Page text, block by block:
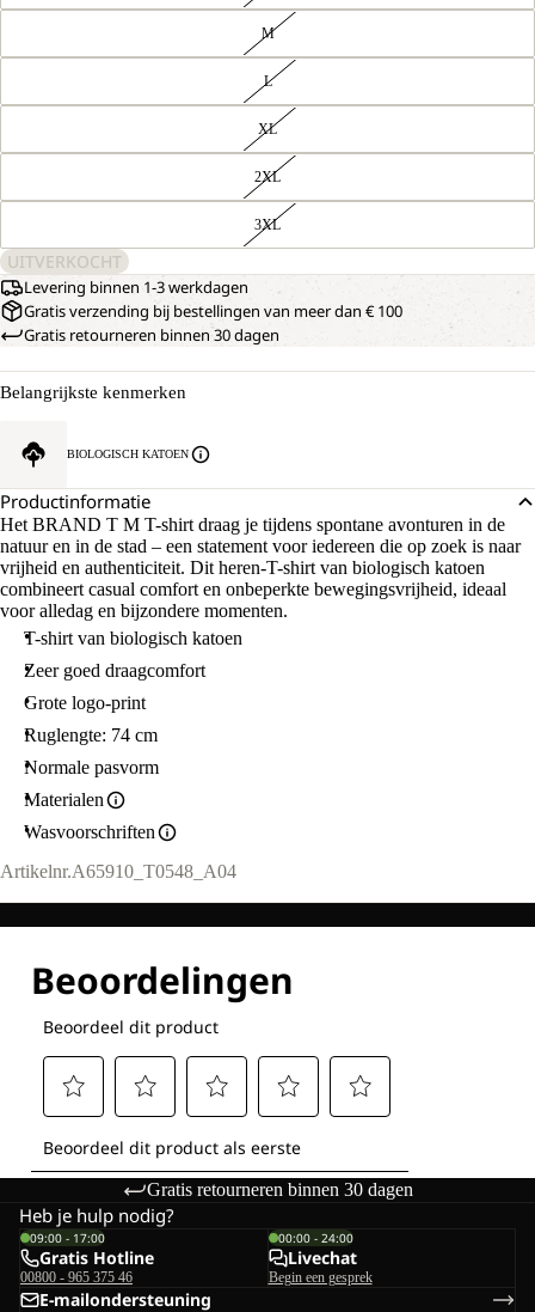
M
L
XL
2XL
3XL
UITVERKOCHT
Levering binnen 1-3 werkdagen
Gratis verzending bij bestellingen van meer dan € 100
Gratis retourneren binnen 30 dagen
Belangrijkste kenmerken
BIOLOGISCH KATOEN
Productinformatie
Het BRAND T M T-shirt draag je tijdens spontane avonturen in de
natuur en in de stad – een statement voor iedereen die op zoek is naar
vrijheid en authenticiteit. Dit heren-T-shirt van biologisch katoen
combineert casual comfort en onbeperkte bewegingsvrijheid, ideaal
voor alledag en bijzondere momenten.
T-shirt van biologisch katoen
Zeer goed draagcomfort
Grote logo-print
Ruglengte: 74 cm
Normale pasvorm
Materialen
Wasvoorschriften
Artikelnr.A65910_T0548_A04
Gratis retourneren binnen 30 dagen
Heb je hulp nodig?
09:00 - 17:00
Gratis Hotline
00800 - 965 375 46
00:00 - 24:00
Livechat
Begin een gesprek
E-mailondersteuning